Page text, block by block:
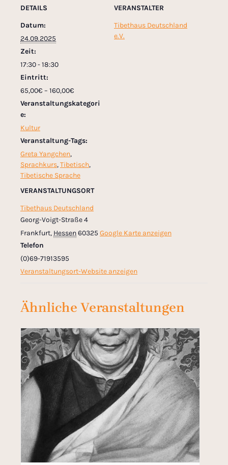
DETAILS
Datum:
24.09.2025
Zeit:
17:30 - 18:30
Eintritt:
65,00€ – 160,00€
Veranstaltungskategori
e:
Kultur
Veranstaltung-Tags:
Greta Yangchen,
Sprachkurs,Tibetisch,
Tibetische Sprache
VERANSTALTUNGSORT
Tibethaus Deutschland
Georg-Voigt-Straße 4
Frankfurt, Hessen60325 Google Karte anzeigen
Telefon
(0)69-71913595
Veranstaltungsort-Website anzeigen
VERANSTALTER
Tibethaus Deutschland
e.V.
Ähnliche Veranstaltungen